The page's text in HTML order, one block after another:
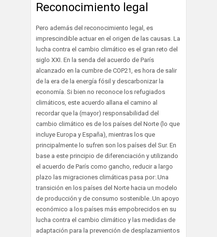
Reconocimiento legal
Pero además del reconocimiento legal, es
imprescindible actuar en el origen de las causas. La
lucha contra el cambio climático es el gran reto del
siglo XXI. En la senda del acuerdo de París
alcanzado en la cumbre de COP21, es hora de salir
de la era de la energía fósil y descarbonizar la
economía. Si bien no reconoce los refugiados
climáticos, este acuerdo allana el camino al
recordar que la (mayor) responsabilidad del
cambio climático es de los países del Norte (lo que
incluye Europa y España), mientras los que
principalmente lo sufren son los países del Sur. En
base a este principio de diferenciación y utilizando
el acuerdo de París como gancho, reducir a largo
plazo las migraciones climáticas pasa por:.Una
transición en los países del Norte hacia un modelo
de producción y de consumo sostenible..Un apoyo
económico a los países más empobrecidos en su
lucha contra el cambio climático y las medidas de
adaptación para la prevención de desplazamientos